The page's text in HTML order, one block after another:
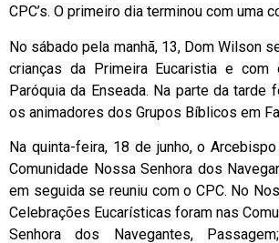
CPC’s. O primeiro dia terminou com uma
No sábado pela manhã, 13, Dom Wilson
crianças da Primeira Eucaristia e com
Paróquia da Enseada. Na parte da tarde
os animadores dos Grupos Bíblicos em
Na quinta-feira, 18 de junho, o
Comunidade Nossa Senhora dos
em seguida se reuniu com o CPC. No
Celebrações Eucarísticas foram nas
Senhora dos Navegantes,